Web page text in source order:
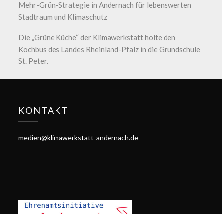
Mehr-Grün-Strategie in Andernach für lebenswerten
Stadtraum und Klimaschutz
Die „Grüne Küche“ der Klimawerkstatt holte den
Kochbus des Landes Rheinland-Pfalz in die Grundschule
St. Peter.
KONTAKT
medien@klimawerkstatt-andernach.de